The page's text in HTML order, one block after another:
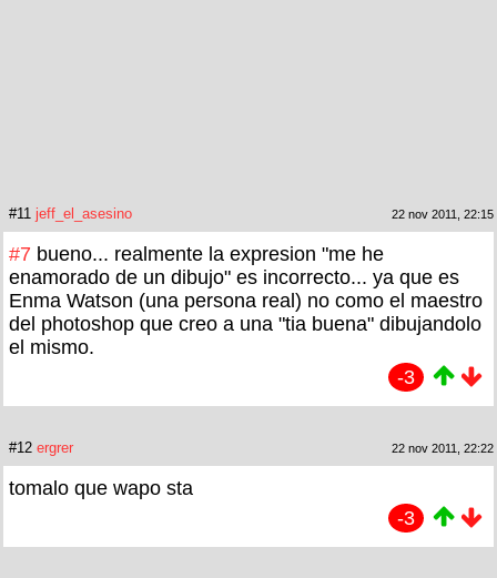
#11 jeff_el_asesino 22 nov 2011, 22:15
#7 bueno... realmente la expresion "me he
enamorado de un dibujo" es incorrecto... ya que es
Enma Watson (una persona real) no como el maestro
del photoshop que creo a una "tia buena" dibujandolo
el mismo.
-3
#12 ergrer 22 nov 2011, 22:22
tomalo que wapo sta
-3